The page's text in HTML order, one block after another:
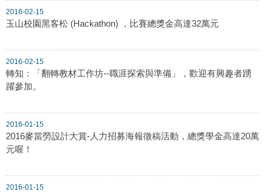
2016-02-15
玉山校園黑客松 (Hackathon) ，比賽總獎金高達32萬元
2016-02-15
轉知：「翻轉教材工作坊--職涯探索與準備」，歡迎有興趣者踴
躍參加。
2016-01-15
2016麥當勞設計大賞-人力招募海報徵稿活動，總獎學金高達20萬
元喔！
2016-01-15